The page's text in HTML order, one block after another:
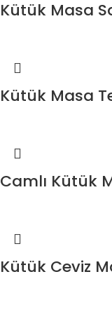
Kütük Masa
Kütük Masa
Camlı Kütük
Kütük Ceviz